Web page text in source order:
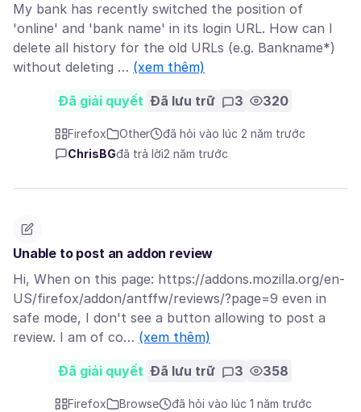
My bank has recently switched the position of
'online' and 'bank name' in its login URL. How can I
delete all history for the old URLs (e.g. Bankname*)
without deleting … (xem thêm)
Đã giải quyết Đã lưu trữ 3 320
Firefox Other
đã hỏi vào lúc 2 năm trước
ChrisBGđã trả lời2 năm trước
Unable to post an addon review
Hi, When on this page: https://addons.mozilla.org/en-
US/firefox/addon/antffw/reviews/?page=9 even in
safe mode, I don't see a button allowing to post a
review. I am of co… (xem thêm)
Đã giải quyết Đã lưu trữ 3 358
Firefox Browse
đã hỏi vào lúc 1 năm trước